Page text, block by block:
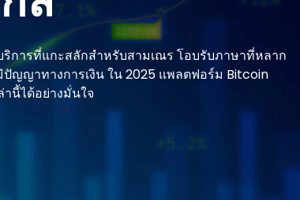
การที่แกะสลักสําหรับสามเณร โอบรับภาษาที่หลาก
ญญาทางการเงิน ใน 2025 แพลตฟอร์ม Bitcoin
นี้ได้อย่างมั่นใจ